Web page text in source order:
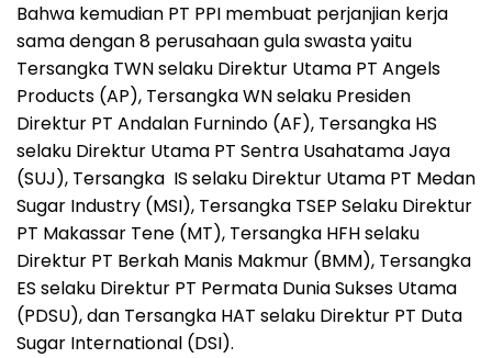
Bahwa kemudian PT PPI membuat perjanjian kerja
sama dengan 8 perusahaan gula swasta yaitu
Tersangka TWN selaku Direktur Utama PT Angels
Products (AP), Tersangka WN selaku Presiden
Direktur PT Andalan Furnindo (AF), Tersangka HS
selaku Direktur Utama PT Sentra Usahatama Jaya
(SUJ), Tersangka IS selaku Direktur Utama PT Medan
Sugar Industry (MSI), Tersangka TSEP Selaku Direktur
PT Makassar Tene (MT), Tersangka HFH selaku
Direktur PT Berkah Manis Makmur (BMM), Tersangka
ES selaku Direktur PT Permata Dunia Sukses Utama
(PDSU), dan Tersangka HAT selaku Direktur PT Duta
Sugar International (DSI).